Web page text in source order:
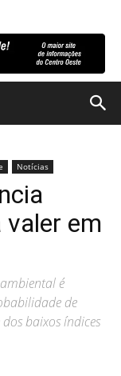
Notícias
em
é
de
baixos índices